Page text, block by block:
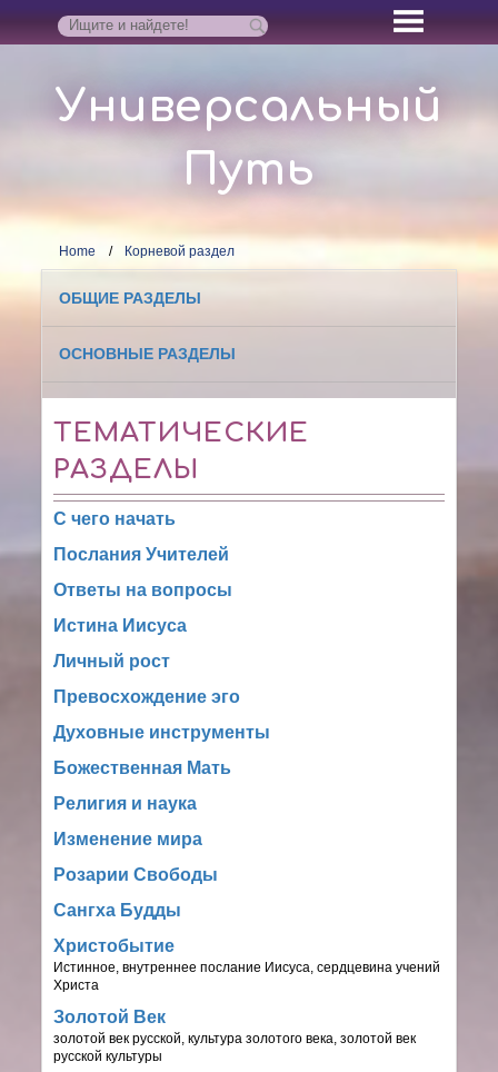
Универсальный
Путь
Home Корневой раздел
ОБЩИЕ РАЗДЕЛЫ
ОСНОВНЫЕ РАЗДЕЛЫ
ТЕМАТИЧЕСКИЕ
РАЗДЕЛЫ
С чего начать
Послания Учителей
Ответы на вопросы
Истина Иисуса
Личный рост
Превосхождение эго
Духовные инструменты
Божественная Мать
Религия и наука
Изменение мира
Розарии Свободы
Сангха Будды
Христобытие
Истинное, внутреннее послание Иисуса, сердцевина учений
Христа
Золотой Век
золотой век русской, культура золотого века, золотой век
русской культуры